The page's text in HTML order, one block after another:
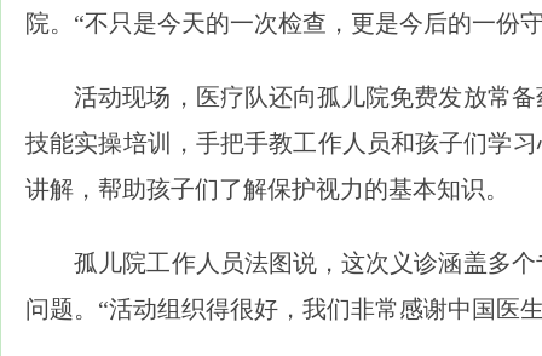
院。“不只是今天的一次检查，更是今后的一份
活动现场，医疗队还向孤儿院免费发放常备
技能实操培训，手把手教工作人员和孩子们学
讲解，帮助孩子们了解保护视力的基本知识。
孤儿院工作人员法图说，这次义诊涵盖多个
问题。“活动组织得很好，我们非常感谢中国医